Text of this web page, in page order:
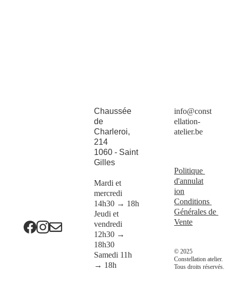
© 2025
Constellation atelier.
Tous droits réservés.
info@const
ellation-
atelier.be
Conditions
Générales de
Vente
Politique
d'annulat
ion
Chaussée
de
Charleroi,
214
1060 - Saint
Gilles
Mardi et
mercredi
14h30 → 18h
Jeudi et
vendredi
12h30 →
18h30
Samedi 11h
→ 18h